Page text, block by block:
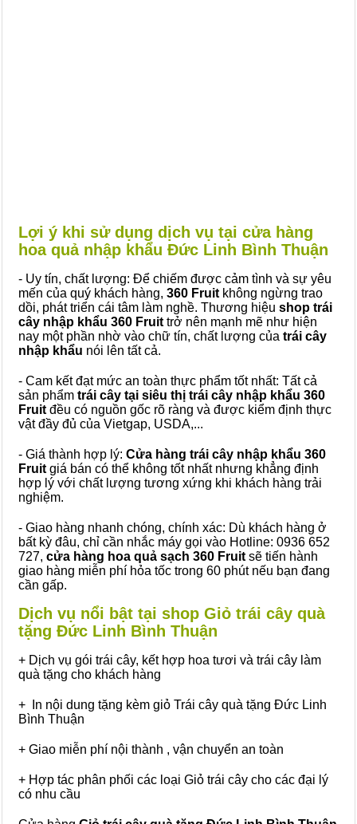
Lợi ý khi sử dụng dịch vụ tại cửa hàng
hoa quả nhập khẩu Đức Linh Bình Thuận
- Uy tín, chất lượng: Để chiếm được cảm tình và sự yêu
mến của quý khách hàng, 360 Fruit không ngừng trao
dồi, phát triển cái tâm làm nghề. Thương hiệu shop trái
cây nhập khẩu 360 Fruit trở nên mạnh mẽ như hiện
nay một phần nhờ vào chữ tín, chất lượng của trái cây
nhập khẩu nói lên tất cả.
- Cam kết đạt mức an toàn thực phẩm tốt nhất: Tất cả
sản phẩm trái cây tại siêu thị trái cây nhập khẩu 360
Fruit đều có nguồn gốc rõ ràng và được kiểm định thực
vật đầy đủ của Vietgap, USDA,...
- Giá thành hợp lý: Cửa hàng trái cây nhập khẩu 360
Fruit giá bán có thể không tốt nhất nhưng khẳng định
hợp lý với chất lượng tương xứng khi khách hàng trải
nghiệm.
- Giao hàng nhanh chóng, chính xác: Dù khách hàng ở
bất kỳ đâu, chỉ cần nhắc máy gọi vào Hotline: 0936 652
727, cửa hàng hoa quả sạch 360 Fruit sẽ tiến hành
giao hàng miễn phí hỏa tốc trong 60 phút nếu bạn đang
cần gấp.
Dịch vụ nổi bật tại shop Giỏ trái cây quà
tặng Đức Linh Bình Thuận
+ Dịch vụ gói trái cây, kết hợp hoa tươi và trái cây làm
quà tặng cho khách hàng
+ In nội dung tặng kèm giỏ Trái cây quà tặng Đức Linh
Bình Thuận
+ Giao miễn phí nội thành , vận chuyển an toàn
+ Hợp tác phân phối các loại Giỏ trái cây cho các đại lý
có nhu cầu